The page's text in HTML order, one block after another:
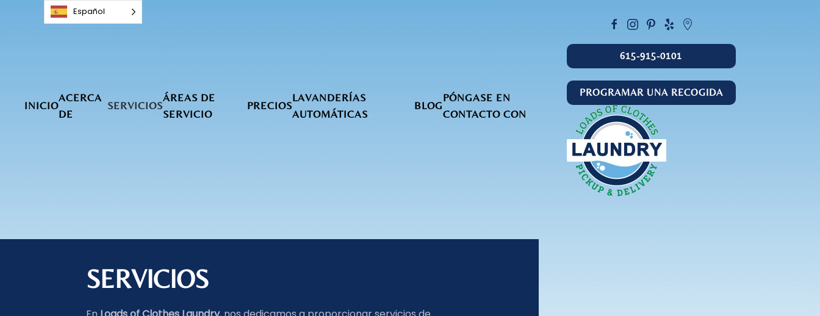
Ir al contenido principal
Español
INICIO
ACERCA
DE
SERVICIOS
ÁREAS DE
SERVICIO
PRECIOS
LAVANDERÍAS
AUTOMÁTICAS
BLOG
PÓNGASE EN
CONTACTO CON
615-915-0101
PROGRAMAR UNA RECOGIDA
SERVICIOS